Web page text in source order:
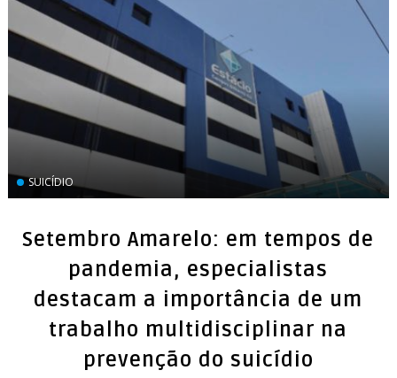
SUICÍDIO
Setembro Amarelo: em tempos de
pandemia, especialistas
destacam a importância de um
trabalho multidisciplinar na
prevenção do suicídio